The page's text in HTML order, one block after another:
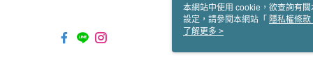
本網站中使用 cookie，欲查詢有
設定，請參閱本網站「 隱私權條款
使用 cookie。
了解更多 >